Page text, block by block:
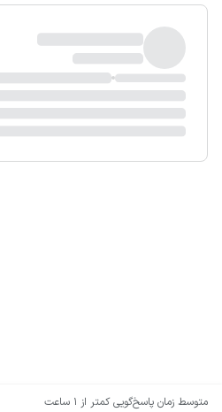
متوسط زمان پاسخ‌گویی کمتر از 1 ساعت